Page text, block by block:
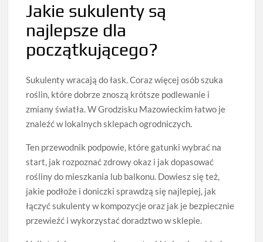
Jakie sukulenty są
najlepsze dla
początkującego?
Sukulenty wracają do łask. Coraz więcej osób szuka
roślin, które dobrze znoszą krótsze podlewanie i
zmiany światła. W Grodzisku Mazowieckim łatwo je
znaleźć w lokalnych sklepach ogrodniczych.
Ten przewodnik podpowie, które gatunki wybrać na
start, jak rozpoznać zdrowy okaz i jak dopasować
rośliny do mieszkania lub balkonu. Dowiesz się też,
jakie podłoże i doniczki sprawdzą się najlepiej, jak
łączyć sukulenty w kompozycje oraz jak je bezpiecznie
przewieźć i wykorzystać doradztwo w sklepie.